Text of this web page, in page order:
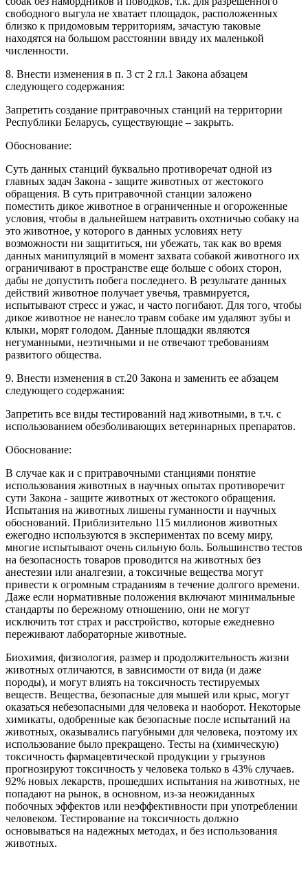
свободного выгула не хватает площадок, расположенных
близко к придомовым территориям, зачастую таковые
находятся на большом расстоянии ввиду их маленькой
численности.
8. Внести изменения в п. 3 ст 2 гл.1 Закона абзацем
следующего содержания:
Запретить создание притравочных станций на территории
Республики Беларусь, существующие – закрыть.
Обоснование:
Суть данных станций буквально противоречат одной из
главных задач Закона - защите животных от жестокого
обращения. В суть притравочной станции заложено
поместить дикое животное в ограниченные и огороженные
условия, чтобы в дальнейшем натравить охотничью собаку на
это животное, у которого в данных условиях нету
возможности ни защититься, ни убежать, так как во время
данных манипуляций в момент захвата собакой животного их
ограничивают в пространстве еще больше с обоих сторон,
дабы не допустить побега последнего. В результате данных
действий животное получает увечья, травмируется,
испытывают стресс и ужас, и часто погибают. Для того, чтобы
дикое животное не нанесло травм собаке им удаляют зубы и
клыки, морят голодом. Данные площадки являются
негуманными, неэтичными и не отвечают требованиям
развитого общества.
9. Внести изменения в ст.20 Закона и заменить ее абзацем
следующего содержания:
Запретить все виды тестирований над животными, в т.ч. с
использованием обезболивающих ветеринарных препаратов.
Обоснование:
В случае как и с притравочными станциями понятие
использования животных в научных опытах противоречит
сути Закона - защите животных от жестокого обращения.
Испытания на животных лишены гуманности и научных
обоснований. Приблизительно 115 миллионов животных
ежегодно используются в экспериментах по всему миру,
многие испытывают очень сильную боль. Большинство тестов
на безопасность товаров проводится на животных без
анестезии или аналгезии, а токсичные вещества могут
привести к огромным страданиям в течение долгого времени.
Даже если нормативные положения включают минимальные
стандарты по бережному отношению, они не могут
исключить тот страх и расстройство, которые ежедневно
переживают лабораторные животные.
Биохимия, физиология, размер и продолжительность жизни
животных отличаются, в зависимости от вида (и даже
породы), и могут влиять на токсичность тестируемых
веществ. Вещества, безопасные для мышей или крыс, могут
оказаться небезопасными для человека и наоборот. Некоторые
химикаты, одобренные как безопасные после испытаний на
животных, оказывались пагубными для человека, поэтому их
использование было прекращено. Тесты на (химическую)
токсичность фармацевтической продукции у грызунов
прогнозируют токсичность у человека только в 43% случаев.
92% новых лекарств, прошедших испытания на животных, не
попадают на рынок, в основном, из-за неожиданных
побочных эффектов или неэффективности при употреблении
человеком. Тестирование на токсичность должно
основываться на надежных методах, и без использования
животных.